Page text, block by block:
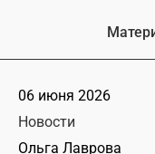
06 июня 2026
Новости
Ольга Лаврова